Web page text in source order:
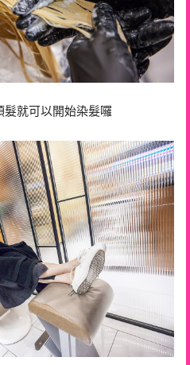
髮就可以開始染髮囉